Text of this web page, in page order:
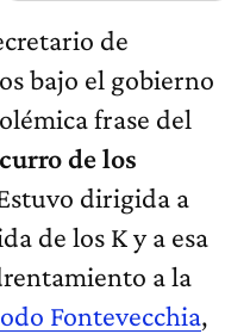
de
bajo el gobierno
frase del
de los
dirigida a
de los K y a esa
a la
Fontevecchia,